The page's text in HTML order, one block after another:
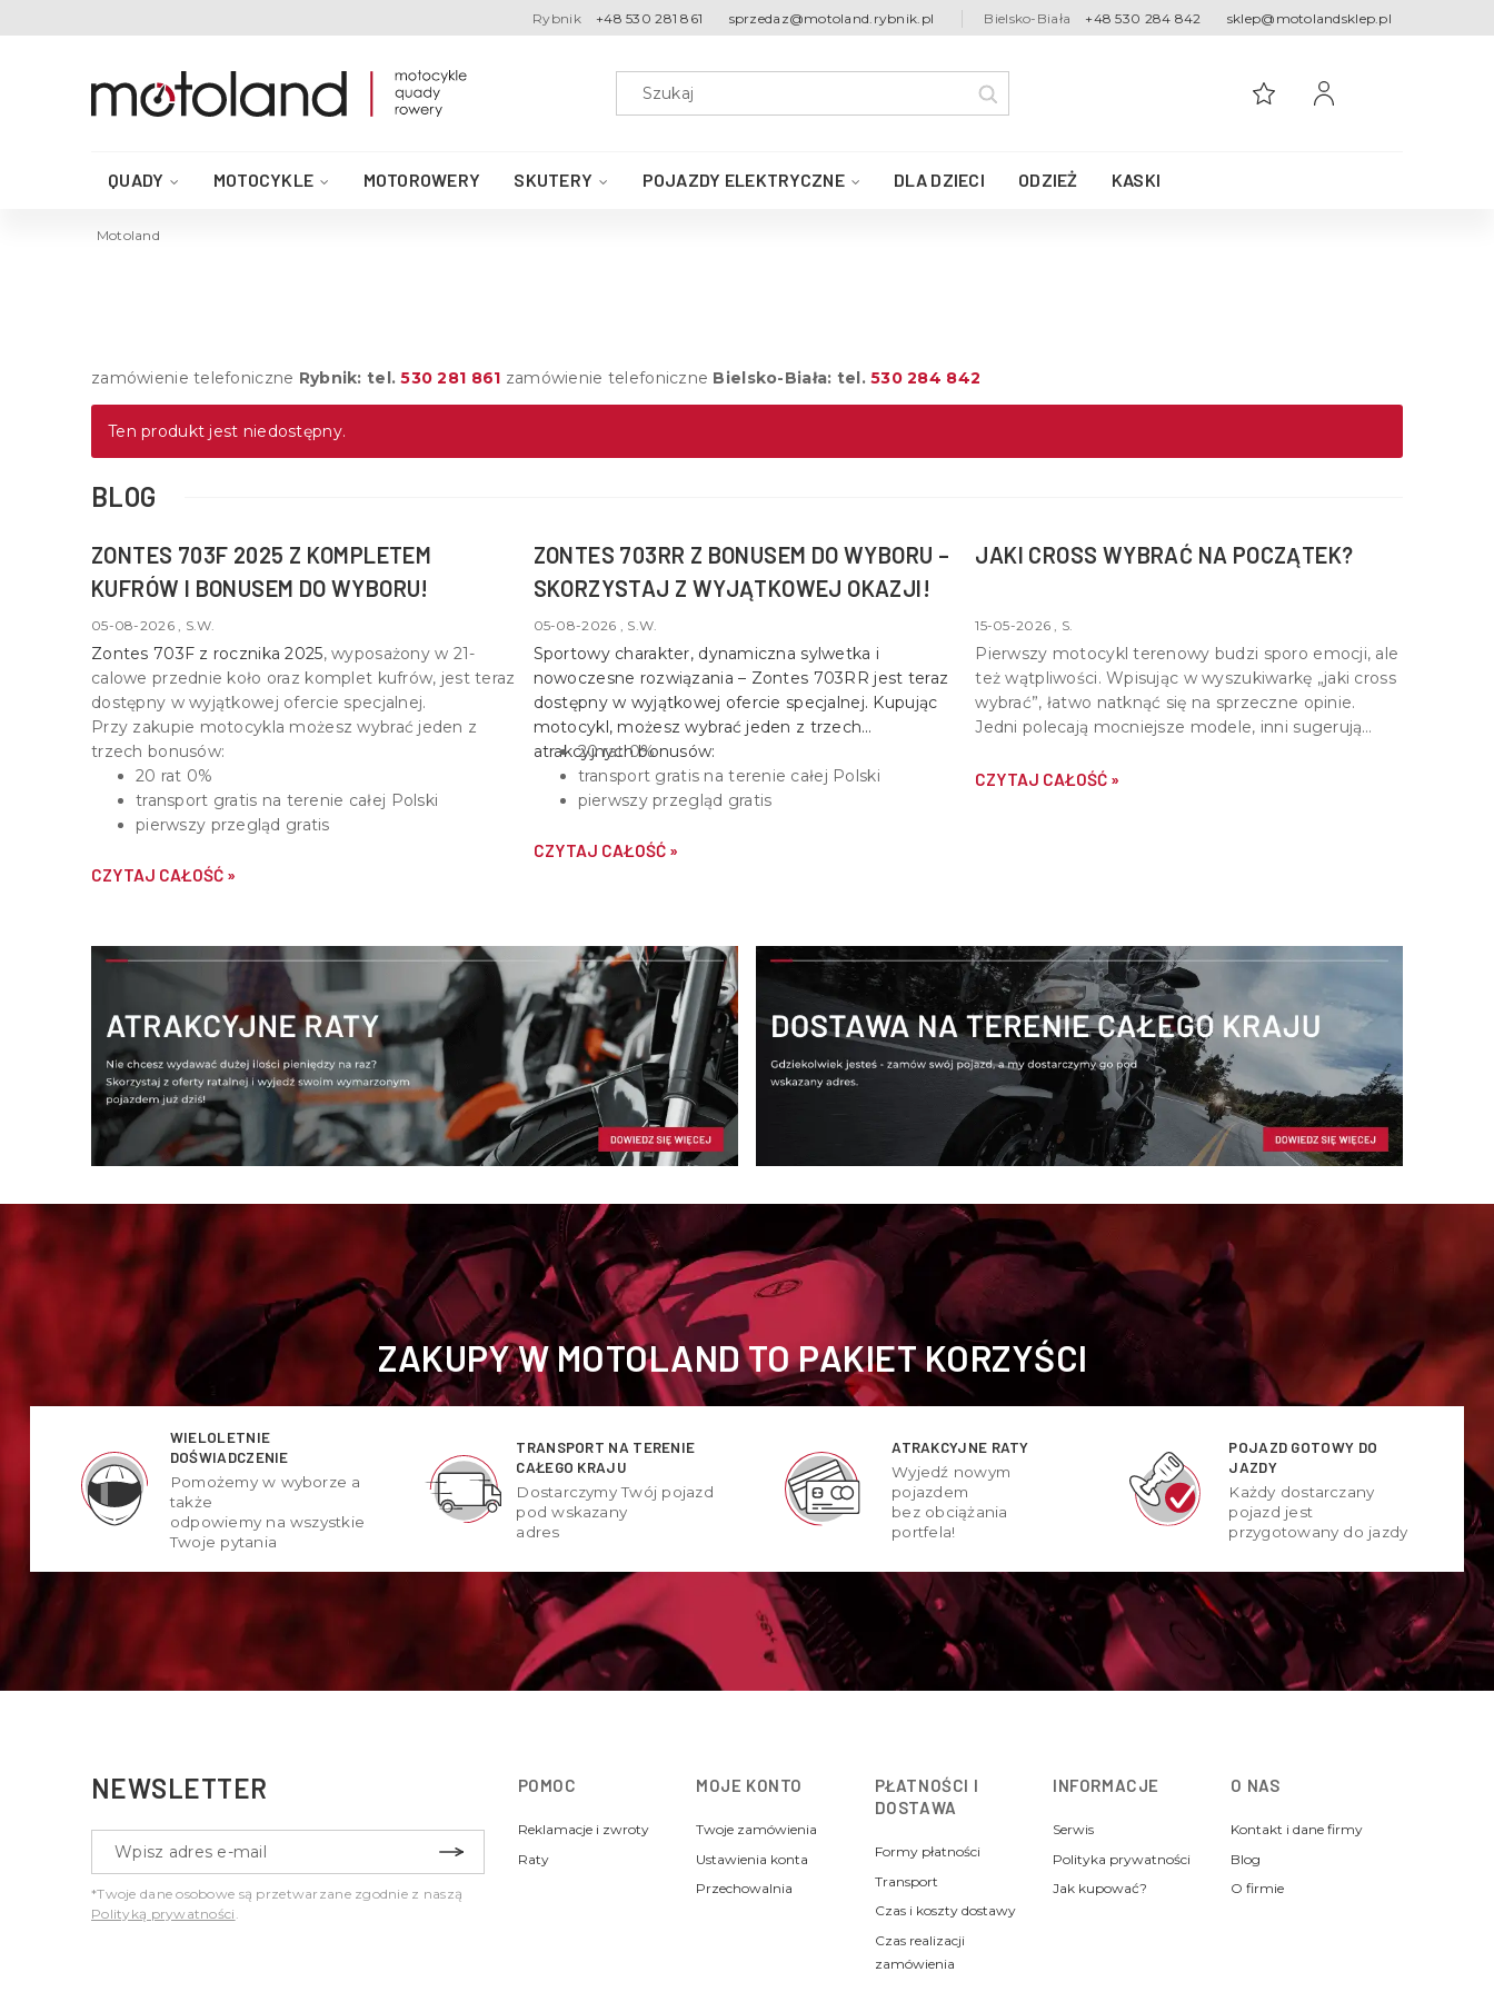
Rybnik +48 530 281 861 sprzedaz@motoland.rybnik.pl Bielsko-Biała +48 530 284 842 sklep@motolandsklep.pl
QUADY MOTOCYKLE MOTOROWERY SKUTERY POJAZDY ELEKTRYCZNE DLA DZIECI ODZIEŻ KASKI
AKCESORIA DO QUADA
Motoland
zamówienie telefoniczne Rybnik: tel.530 281 861 zamówienie telefoniczne Bielsko-Biała: tel.530 284 842
Ten produkt jest niedostępny.
BLOG
ZONTES 703F 2025 Z KOMPLETEM
KUFRÓW I BONUSEM DO WYBORU!
05-08-2026 , S.W.
Zontes 703F z rocznika 2025, wyposażony w 21-
calowe przednie koło oraz komplet kufrów, jest teraz
dostępny w wyjątkowej ofercie specjalnej.
Przy zakupie motocykla możesz wybrać jeden z
trzech bonusów:
20 rat 0%
transport gratis na terenie całej Polski
pierwszy przegląd gratis
CZYTAJ CAŁOŚĆ »
ZONTES 703RR Z BONUSEM DO WYBORU –
SKORZYSTAJ Z WYJĄTKOWEJ OKAZJI!
05-08-2026 , S.W.
Sportowy charakter, dynamiczna sylwetka i
nowoczesne rozwiązania – Zontes 703RR jest teraz
dostępny w wyjątkowej ofercie specjalnej. Kupując
motocykl, możesz wybrać jeden z trzech
atrakcyjnych bonusów:
20 rat 0%
transport gratis na terenie całej Polski
pierwszy przegląd gratis
CZYTAJ CAŁOŚĆ »
JAKI CROSS WYBRAĆ NA POCZĄTEK?
15-05-2026 , S.
Pierwszy motocykl terenowy budzi sporo emocji, ale
też wątpliwości. Wpisując w wyszukiwarkę „jaki cross
wybrać”, łatwo natknąć się na sprzeczne opinie.
Jedni polecają mocniejsze modele, inni sugerują
dobry cross na start powinien być dopasowany do
CZYTAJ CAŁOŚĆ »
ZAKUPY W MOTOLAND TO PAKIET KORZYŚCI
WIELOLETNIE
DOŚWIADCZENIE
Pomożemy w wyborze a
także
odpowiemy na wszystkie
Twoje pytania
TRANSPORT NA TERENIE
CAŁEGO KRAJU
Dostarczymy Twój pojazd
pod wskazany
adres
ATRAKCYJNE RATY
Wyjedź nowym
pojazdem
bez obciążania
portfela!
POJAZD GOTOWY DO
JAZDY
Każdy dostarczany
pojazd jest
przygotowany do jazdy
NEWSLETTER
*Twoje dane osobowe są przetwarzane zgodnie z naszą
Polityką prywatności .
POMOC
Reklamacje i zwroty
Raty
MOJE KONTO
Twoje zamówienia
Ustawienia konta
Przechowalnia
PŁATNOŚCI I
DOSTAWA
Formy płatności
Transport
Czas i koszty dostawy
Czas realizacji
zamówienia
INFORMACJE
Serwis
Polityka prywatności
Jak kupować?
O NAS
Kontakt i dane firmy
Blog
O firmie